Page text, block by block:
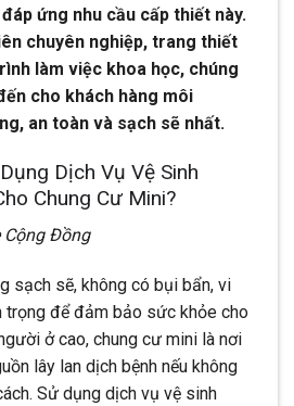
ứng nhu cầu cấp thiết này.
chuyên nghiệp, trang thiết
làm việc khoa học, chúng
cho khách hàng môi
an toàn và sạch sẽ nhất.
Dịch Vụ Vệ Sinh
Chung Cư Mini?
Cộng Đồng
sạch sẽ, không có bụi bẩn, vi
trọng để đảm bảo sức khỏe cho
ở cao, chung cư mini là nơi
lây lan dịch bệnh nếu không
Sử dụng dịch vụ vệ sinh